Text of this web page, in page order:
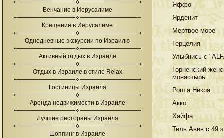
Венчание в Иерусалиме
Крещение в Иерусалиме
Однодневные экскурсии по Израилю
Активный отдых в Израиле
Отдых в Израиле в стиле Relax
Гостиницы Израиля
Аренда недвижимости в Израиле
Лучшие рестораны Израиля
Шоппинг в Израиле
Яффо
Ярденит
Мертвое море
Герцелия
Улыбнись с
Горненский
монастырь
Рош а Никра
Акко
Хайфа
Тель Авив с 49